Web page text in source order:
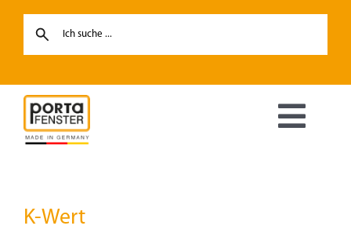
Skip
Haustüren
K-Wert